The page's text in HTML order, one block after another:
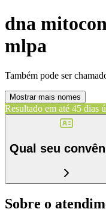
dna
mlpa
Também pode ser
Mostrar mais nomes
Resultado em até 45 dias
Qual seu
Sobre o